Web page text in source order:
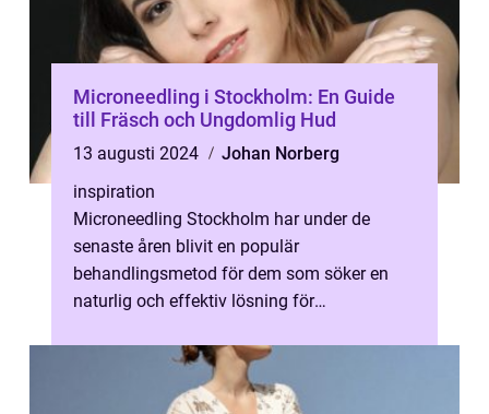
Microneedling i Stockholm: En Guide
till Fräsch och Ungdomlig Hud
13 augusti 2024
Johan Norberg
inspiration
Microneedling Stockholm har under de
senaste åren blivit en populär
behandlingsmetod för dem som söker en
naturlig och effektiv lösning för